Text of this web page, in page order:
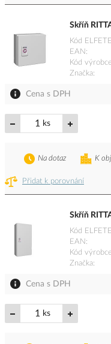
Skříň
Kód
EAN
Kód výrobce
Značka
Cena s DPH
ks
Přidat k porovnání
K
Na dotaz
Skříň
Kód
EAN
Kód výrobce
Značka
Cena s DPH
ks